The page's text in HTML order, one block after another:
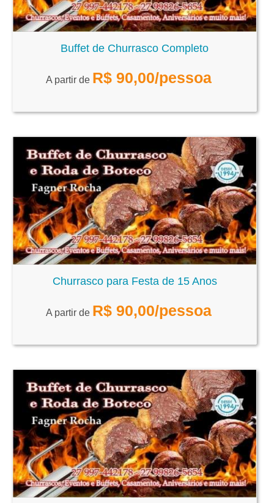
Buffet de Churrasco Completo
A partir de R$ 90,00/pessoa
Churrasco para Festa de 15 Anos
A partir de R$ 90,00/pessoa